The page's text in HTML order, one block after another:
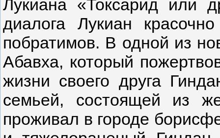
Лукиана «Токсарид или
диалога Лукиан
побратимов. В одной из
Абавха, который
жизни своего друга
семьей, состоящей из
проживал в городе